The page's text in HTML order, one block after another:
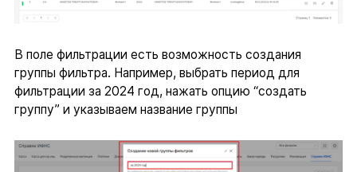
В поле фильтрации есть возможность создания
группы фильтра. Например, выбрать период для
фильтрации за 2024 год, нажать опцию “создать
группу” и указываем название группы